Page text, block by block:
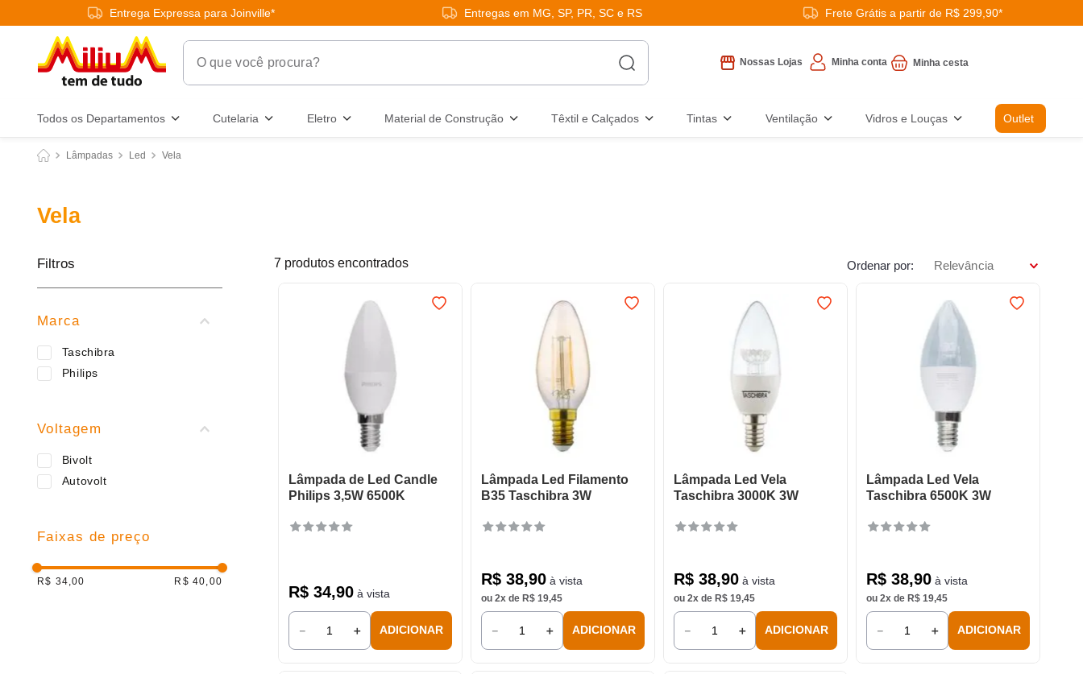
Entrega Expressa para Joinville* Entregas em MG, SP, PR, SC e RS Frete Grátis a partir de R$ 299,90*
O que você procura?
Nossas Lojas Minha conta
Todos os Departamentos Cutelaria Eletro Material de Construção Têxtil e Calçados Tintas Ventilação Vidros e Louças Outlet
Lâmpadas Led Vela
Vela
Filtros
Marca
Taschibra
Philips
Voltagem
Bivolt
Autovolt
Faixas de preço
R$ 34,00 R$ 40,00
7 produtos Ordenar por Relevância
Lâmpada de Led Candle
Philips 3,5W 6500K
R$ 34,90à vista
＋
－ ADICIONAR
Lâmpada Led Filamento
B35 Taschibra 3W
R$ 38,90à vista
ou 2x de R$ 19,45
＋
－ ADICIONAR
Lâmpada Led Vela
Taschibra 3000K 3W
R$ 38,90à vista
ou 2x de R$ 19,45
＋
－ ADICIONAR
Lâmpada Led Vela
Taschibra 6500K 3W
R$ 38,90à vista
ou 2x de R$ 19,45
＋
－ ADICIONAR